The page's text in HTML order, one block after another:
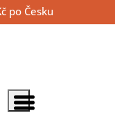
po Česku
– košík
Zobrazit položky menu